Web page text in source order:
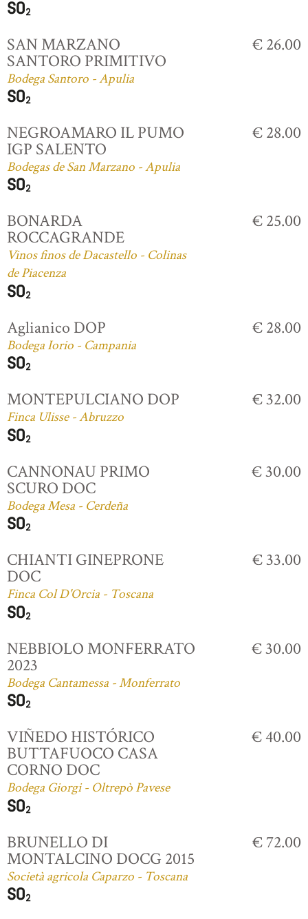
SAN MARZANO
SANTORO PRIMITIVO
Bodega Santoro - Apulia
€ 26.00
NEGROAMARO IL PUMO
IGP SALENTO
Bodegas de San Marzano - Apulia
€ 28.00
BONARDA
ROCCAGRANDE
Vinos finos de Dacastello - Colinas
de Piacenza
€ 25.00
Aglianico DOP
Bodega Iorio - Campania
€ 28.00
MONTEPULCIANO DOP
Finca Ulisse - Abruzzo
€ 32.00
CANNONAU PRIMO
SCURO DOC
Bodega Mesa - Cerdeña
€ 30.00
CHIANTI GINEPRONE
DOC
Finca Col D'Orcia - Toscana
€ 33.00
NEBBIOLO MONFERRATO
2023
Bodega Cantamessa - Monferrato
€ 30.00
VIÑEDO HISTÓRICO
BUTTAFUOCO CASA
CORNO DOC
Bodega Giorgi - Oltrepò Pavese
€ 40.00
BRUNELLO DI
MONTALCINO DOCG 2015
Società agricola Caparzo - Toscana
€ 72.00